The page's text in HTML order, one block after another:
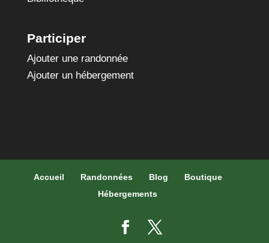
Participer
Ajouter une randonnée
Ajouter un hébergement
Accueil Randonnées Blog
Boutique
Hébergements